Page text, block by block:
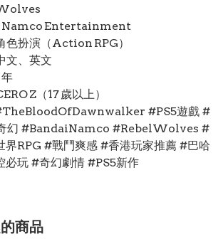
Namco Entertainment
色扮演（Action RPG）
文、英文
年
Z（17 歲以上）
#PS5遊戲 #
幻 #BandaiNamco #RebelWolves #
界RPG #戰鬥爽感 #香港玩家推薦 #巴哈
必玩 #奇幻劇情 #PS5新作
商品